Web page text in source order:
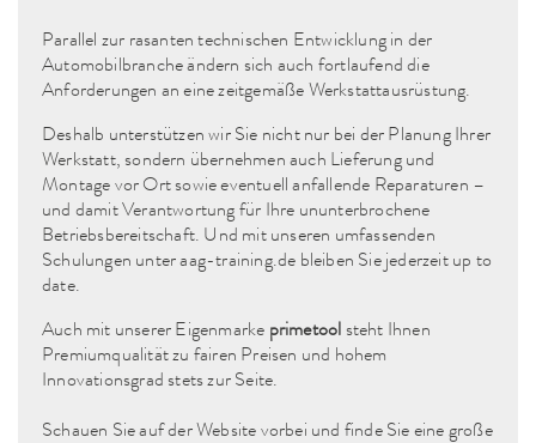
Parallel zur rasanten technischen Entwicklung in der
Automobilbranche ändern sich auch fortlaufend die
Anforderungen an eine zeitgemäße Werkstattausrüstung.
Deshalb unterstützen wir Sie nicht nur bei der Planung Ihrer
Werkstatt, sondern übernehmen auch Lieferung und
Montage vor Ort sowie eventuell anfallende Reparaturen –
und damit Verantwortung für Ihre ununterbrochene
Betriebsbereitschaft. Und mit unseren umfassenden
Schulungen unteraag-training.de bleiben Sie jederzeit up to
date.
Auch mit unserer Eigenmarke primetool steht Ihnen
Premiumqualität zu fairen Preisen und hohem
Innovationsgrad stets zur Seite.
Schauen Sie auf der Website vorbei und finde Sie eine große